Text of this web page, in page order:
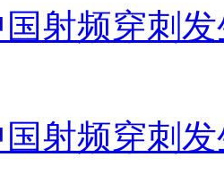
国射频穿刺
国射频穿刺